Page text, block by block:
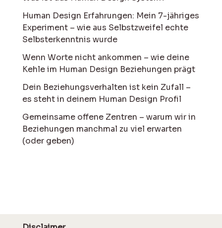
Human Design Erfahrungen: Mein 7-jähriges
Experiment – wie aus Selbstzweifel echte
Selbsterkenntnis wurde
Wenn Worte nicht ankommen – wie deine
Kehle im Human Design Beziehungen prägt
Dein Beziehungsverhalten ist kein Zufall –
es steht in deinem Human Design Profil
Gemeinsame offene Zentren – warum wir in
Beziehungen manchmal zu viel erwarten
(oder geben)